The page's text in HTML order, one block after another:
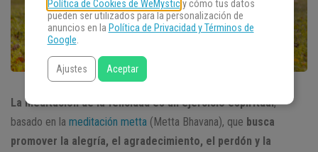
La meditación de la felicidad es un ejercicio espiritual,
basado en la meditación metta (Metta Bhavana), que busca
promover la alegría, el agradecimiento, el perdón y la
Política de Cookies de WeMysticy cómo tus datos
pueden ser utilizados para la personalización de
anuncios en la Política de Privacidad y Términos de
Google.
Ajustes Aceptar